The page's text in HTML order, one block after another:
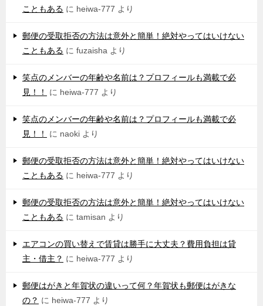
こともある に heiwa-777 より
郵便の受取拒否の方法は意外と簡単！絶対やってはいけない
こともある に fuzaisha より
笑点のメンバーの年齢や名前は？プロフィールも満載で必
見！！
に heiwa-777 より
笑点のメンバーの年齢や名前は？プロフィールも満載で必
見！！
に naoki より
郵便の受取拒否の方法は意外と簡単！絶対やってはいけない
こともある に heiwa-777 より
郵便の受取拒否の方法は意外と簡単！絶対やってはいけない
こともある に tamisan より
エアコンの買い替えで賃貸は勝手に大丈夫？費用負担は貸
主・借主？ に heiwa-777 より
郵便はがきと年賀状の違いって何？年賀状も郵便はがきな
の？ に heiwa-777 より